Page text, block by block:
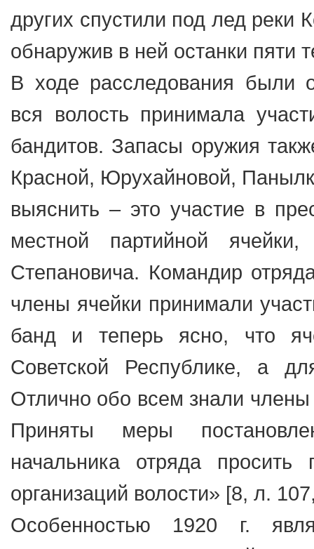
других спустили под лед
обнаружив в ней останки пяти
В ходе расследования были
вся волость принимала
бандитов. Запасы оружия
Красной, Юрухайновой,
выяснить – это участие в
местной партийной
Степановича. Командир
члены ячейки принимали
банд и теперь ясно, что
Советской Республике, а
Отлично обо всем знали члены
Приняты меры
начальника отряда просить
организаций волости» [8, л.
Особенностью 1920 г.